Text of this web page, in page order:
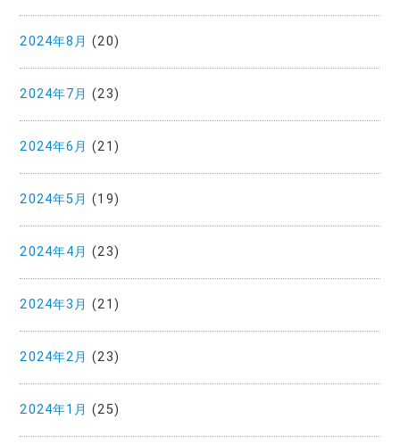
2024年8月 (20)
2024年7月 (23)
2024年6月 (21)
2024年5月 (19)
2024年4月 (23)
2024年3月 (21)
2024年2月 (23)
2024年1月 (25)